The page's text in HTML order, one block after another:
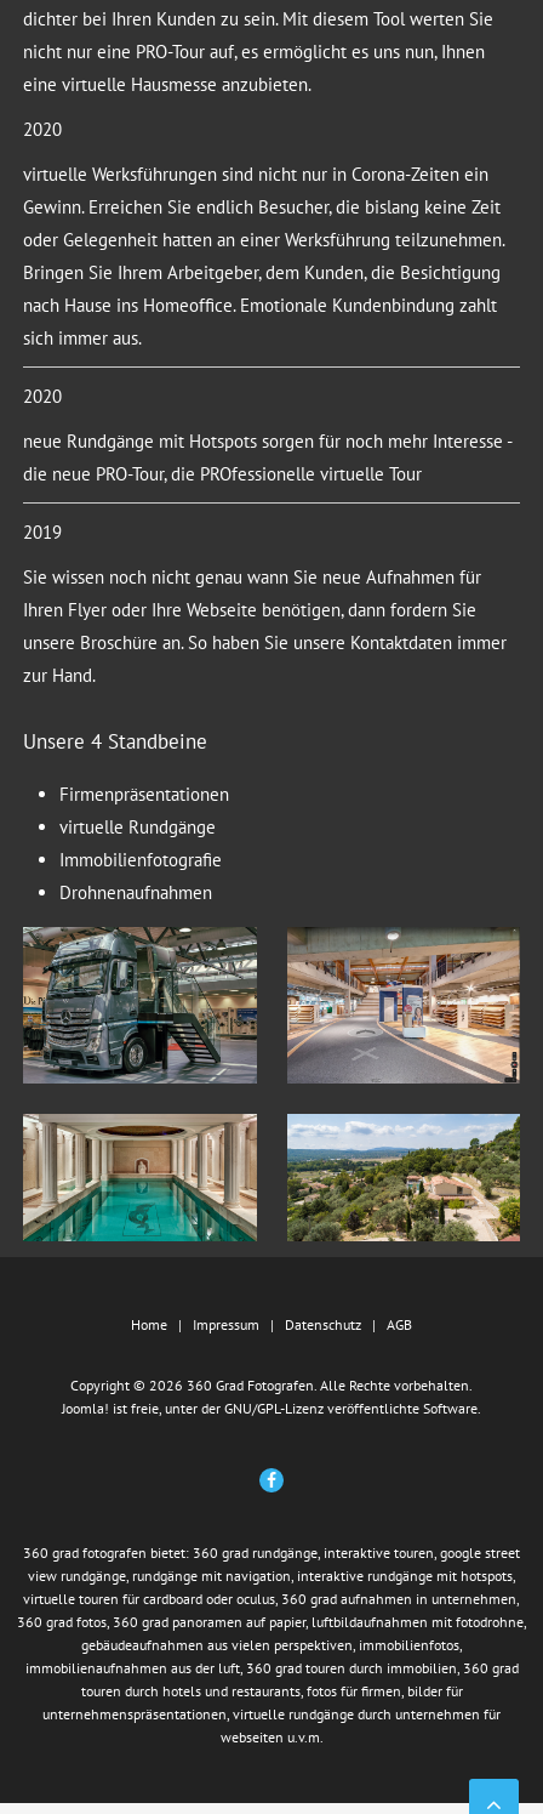
dichter bei Ihren Kunden zu sein. Mit diesem Tool werten Sie
nicht nur eine PRO-Tour auf, es ermöglicht es uns nun, Ihnen
eine virtuelle Hausmesse anzubieten.
2020
virtuelle Werksführungen sind nicht nur in Corona-Zeiten ein
Gewinn. Erreichen Sie endlich Besucher, die bislang keine Zeit
oder Gelegenheit hatten an einer Werksführung teilzunehmen.
Bringen Sie Ihrem Arbeitgeber, dem Kunden, die Besichtigung
nach Hause ins Homeoffice. Emotionale Kundenbindung zahlt
sich immer aus.
2020
neue Rundgänge mit Hotspots sorgen für noch mehr Interesse -
die neue PRO-Tour, die PROfessionelle virtuelle Tour
2019
Sie wissen noch nicht genau wann Sie neue Aufnahmen für
Ihren Flyer oder Ihre Webseite benötigen, dann fordern Sie
unsere Broschüre an. So haben Sie unsere Kontaktdaten immer
zur Hand.
Unsere 4 Standbeine
Firmenpräsentationen
virtuelle Rundgänge
Immobilienfotografie
Drohnenaufnahmen
Home Impressum Datenschutz AGB
Copyright © 2026 360 Grad Fotografen. Alle Rechte vorbehalten.
Joomla! ist freie, unter der GNU/GPL-Lizenz veröffentlichte Software.
360 grad fotografen bietet: 360 grad rundgänge, interaktive touren, google street
view rundgänge, rundgänge mit navigation, interaktive rundgänge mit hotspots,
virtuelle touren für cardboard oder oculus, 360 grad aufnahmen in unternehmen,
360 grad fotos, 360 grad panoramen auf papier, luftbildaufnahmen mit fotodrohne,
gebäudeaufnahmen aus vielen perspektiven, immobilienfotos,
immobilienaufnahmen aus der luft, 360 grad touren durch immobilien, 360 grad
touren durch hotels und restaurants, fotos für firmen, bilder für
unternehmenspräsentationen, virtuelle rundgänge durch unternehmen für
webseiten u.v.m.